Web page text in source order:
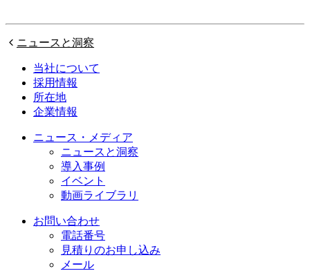
ニュースと洞察
当社について
採用情報
所在地
企業情報
ニュース・メディア
ニュースと洞察
導入事例
イベント
動画ライブラリ
お問い合わせ
電話番号
見積りのお申し込み
メール